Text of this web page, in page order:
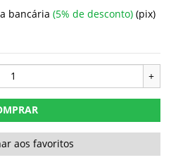
bancária (5% de desconto) (pix)
+
aos favoritos